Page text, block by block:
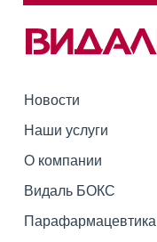
Новости
Наши услуги
О компании
Видаль БОКС
Парафармацевтика